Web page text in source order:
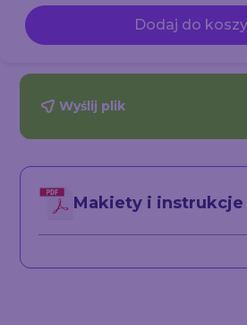
Dodaj do
Wyślij plik
Makiety i instrukcje